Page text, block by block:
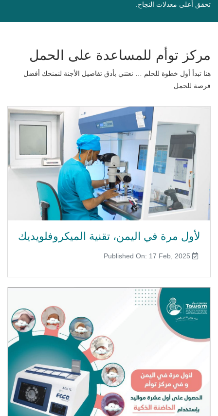
تحقق أعلى معدلات النجاح.
مركز توأم للمساعدة على الحمل
هنا تبدأ أول خطوة للحلم … نعتني بأدق تفاصيل الأجنة لنمنحك أفضل
فرصة للحمل
لأول مرة في اليمن، تقنية الميكروفلويديك